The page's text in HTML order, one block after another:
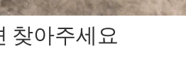
찾아주세요